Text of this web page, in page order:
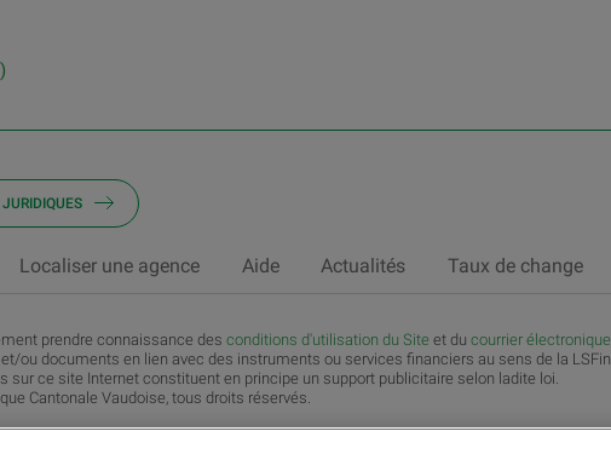
Localiser une agence Aide Actualités Taux de change
prendre connaissance des conditions d'utilisation du Site et du courrier électronique
ou documents en lien avec des instruments ou services financiers au sens de la LSFin
sur ce site Internet constituent en principe un support publicitaire selon ladite loi.
Cantonale Vaudoise, tous droits réservés.